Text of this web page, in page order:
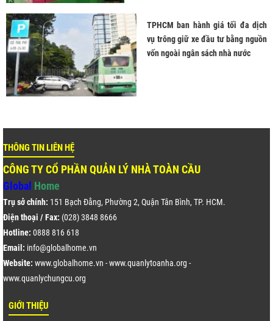
TPHCM ban hành giá tối đa dịch
vụ trông giữ xe đầu tư bằng nguồn
vốn ngoài ngân sách nhà nước
THÔNG TIN LIÊN HỆ
CÔNG TY CỔ PHẦN QUẢN LÝ NHÀ TOÀN CẦU
Global Home
Trụ sở chính: 151 Bạch Đằng, Phường 2, Quận Tân Bình, TP. HCM.
Điện thoại / Fax: (028) 3848 8666
Hotline: 0888 816 618
Email: info@globalhome.vn
Website: www.globalhome.vn -www.quanlytoanha.org -
www.quanlychungcu.org
GIỚI THIỆU